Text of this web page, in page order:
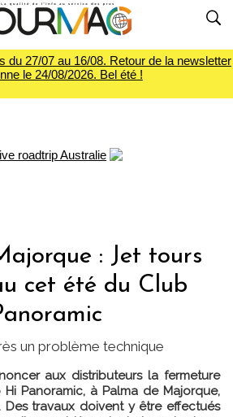
du 27/07 au 16/08. Retour de la newsletter
le 24/08/2026. Bel été !
: Jet tours
cet été du Club
un problème technique
aux distributeurs la fermeture
Panoramic, à Palma de Majorque,
Des travaux doivent y être effectués